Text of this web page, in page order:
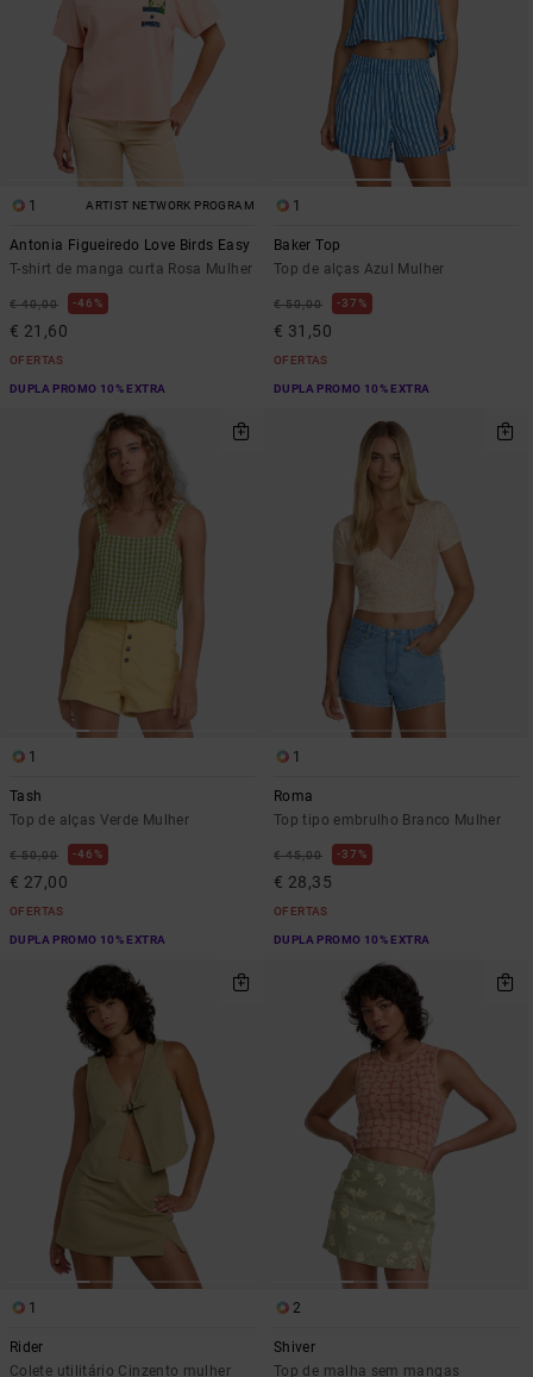
1 ARTIST NETWORK PROGRAM
Antonia Figueiredo Love Birds Easy
T-shirt de manga curta Rosa Mulher
€ 40,00 46%
€ 21,60
OFERTAS
DUPLA PROMO 10% EXTRA
1
Baker Top
Top de alças Azul Mulher
€ 50,00 37%
€ 31,50
OFERTAS
DUPLA PROMO 10% EXTRA
1
Tash
Top de alças Verde Mulher
€ 50,00 46%
€ 27,00
OFERTAS
DUPLA PROMO 10% EXTRA
1
Roma
Top tipo embrulho Branco Mulher
€ 45,00 37%
€ 28,35
OFERTAS
DUPLA PROMO 10% EXTRA
1
Rider
Colete utilitário Cinzento mulher
2
Shiver
Top de malha sem mangas